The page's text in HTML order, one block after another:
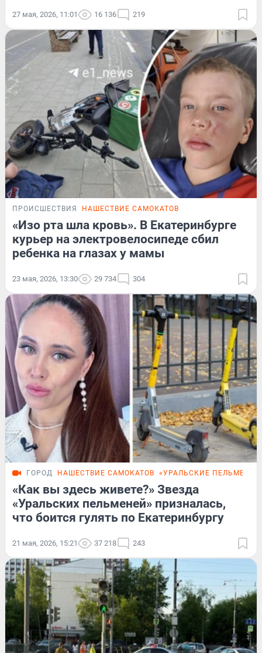
27 мая, 2026, 11:01 16 136 219
ПРОИСШЕСТВИЯ НАШЕСТВИЕ САМОКАТОВ
«Изо рта шла кровь». В Екатеринбурге
курьер на электровелосипеде сбил
ребенка на глазах у мамы
23 мая, 2026, 13:30 29 734 304
ГОРОД НАШЕСТВИЕ САМОКАТОВ «УРАЛЬСКИЕ ПЕЛЬМЕНИ»
«Как вы здесь живете?» Звезда
«Уральских пельменей» призналась,
что боится гулять по Екатеринбургу
21 мая, 2026, 15:21 37 218 243